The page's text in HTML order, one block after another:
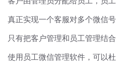
真正实现一个客服对多个微信
只有把客户管理和员工管理结
使用员工微信管理软件，可以